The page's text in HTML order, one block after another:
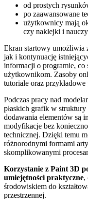
od prostych
po zaawansowane
użytkownicy mają
czy naklejki i
Ekran startowy umożliwia
jak i kontynuację
informacji o programie, co
użytkownikom. Zasoby
tutoriale oraz
Podczas pracy nad
płaskich grafik w
dodawania elementów są
modyfikacje bez
technicznej. Dzięki temu
różnorodnymi formami
skomplikowanymi
Korzystanie z Paint 3D
umiejętności praktyczne,
środowiskiem do
przestrzennej.